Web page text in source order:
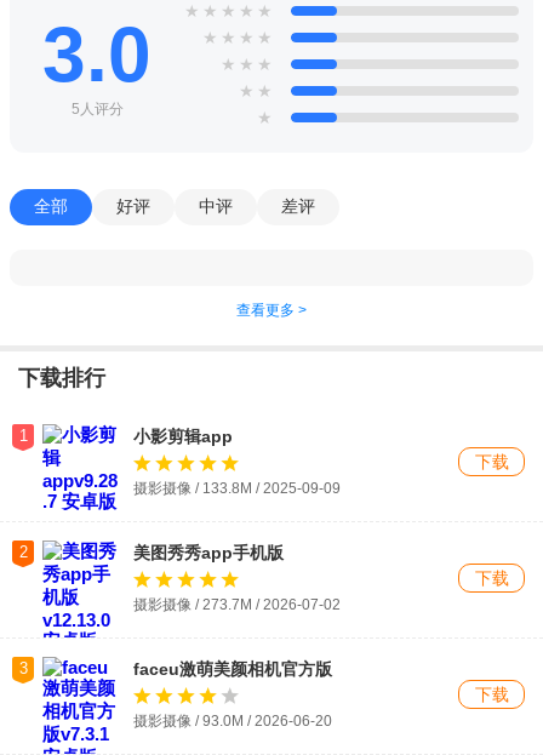
3.0
5人评分
★ ★ ★ ★ ★
★ ★ ★ ★
★ ★ ★
★ ★
★
全部 好评 中评 差评
查看更多 >
下载排行
1 小影剪辑app
摄影摄像 / 133.8M / 2025-09-09
下载
2 美图秀秀app手机版
摄影摄像 / 273.7M / 2026-07-02
下载
3 faceu激萌美颜相机官方版
摄影摄像 / 93.0M / 2026-06-20
下载